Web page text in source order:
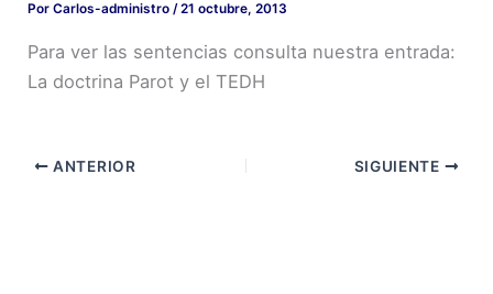
PorCarlos-administro/21 octubre, 2013
Para ver las sentencias consulta nuestra entrada:
La doctrina Parot y el TEDH
ANTERIOR SIGUIENTE